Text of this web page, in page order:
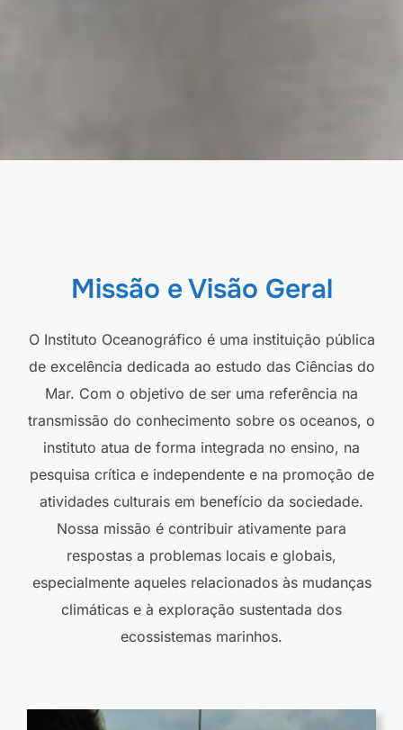
Missão e Visão Geral
O Instituto Oceanográfico é uma instituição pública
de excelência dedicada ao estudo das Ciências do
Mar. Com o objetivo de ser uma referência na
transmissão do conhecimento sobre os oceanos, o
instituto atua de forma integrada no ensino, na
pesquisa crítica e independente e na promoção de
atividades culturais em benefício da sociedade.
Nossa missão é contribuir ativamente para
respostas a problemas locais e globais,
especialmente aqueles relacionados às mudanças
climáticas e à exploração sustentada dos
ecossistemas marinhos.